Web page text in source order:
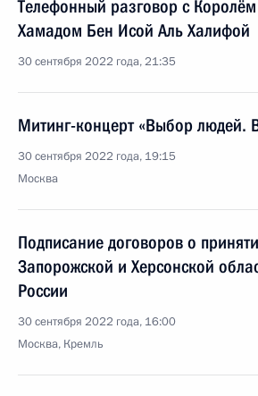
Телефонный разговор с
Хамадом Бен Исой Аль Халифой
30 сентября 2022 года, 21:35
Митинг-концерт «Выбор людей.
30 сентября 2022 года, 19:15
Москва
Подписание договоров о
Запорожской и Херсонской
России
30 сентября 2022 года, 16:00
Москва, Кремль